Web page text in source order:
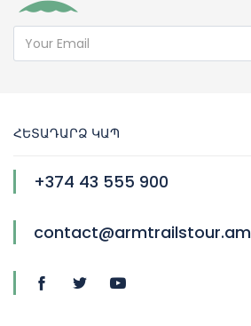
ՀԵՏԱԴԱՐՁ ԿԱՊ
+374 43 555 900
contact@armtrailstour.am